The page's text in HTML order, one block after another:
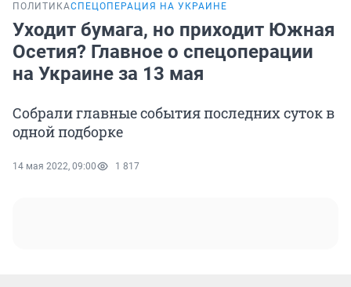
ПОЛИТИКАСПЕЦОПЕРАЦИЯ НА УКРАИНЕ
Уходит бумага, но приходит Южная
Осетия? Главное о спецоперации
на Украине за 13 мая
Собрали главные события последних суток в
одной подборке
14 мая 2022, 09:00 1 817